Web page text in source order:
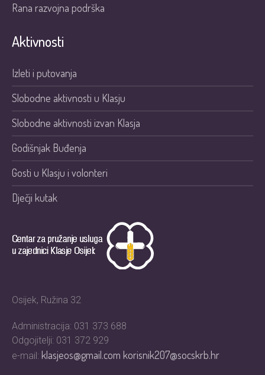
Rana razvojna podrška
Aktivnosti
Izleti i putovanja
Slobodne aktivnosti u Klasju
Slobodne aktivnosti izvan Klasja
Godišnjak Buđenja
Gosti u Klasju i volonteri
Dječji kutak
Osijek, Ružina 32
Administracija: 031 373 688
Odgojitelji: 031 372 929
e-mail: klasjeos@gmail.comkorisnik207@socskrb.hr